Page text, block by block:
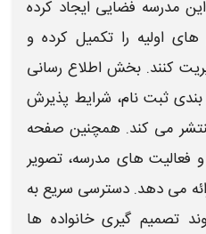
مدرسه فضایی ایجاد کرده
های اولیه را تکمیل کرده و
کنند. بخش اطلاع رسانی
ثبت نام، شرایط پذیرش
می کند. همچنین صفحه
فعالیت های مدرسه، تصویر
می دهد. دسترسی سریع به
تصمیم گیری خانواده ها